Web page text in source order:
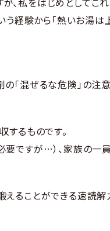
う経験から「熱いお湯
「混ぜるな危険」の注
するものです。
ですが…）、家族の一
えることができる速読